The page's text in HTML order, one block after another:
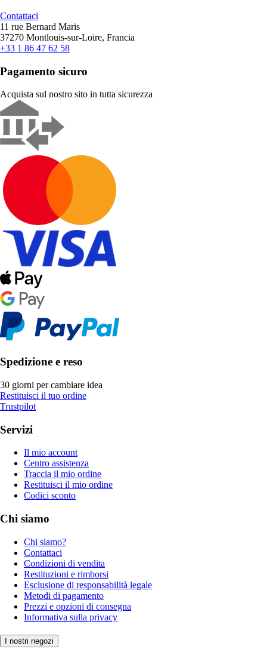
Contattaci
11 rue Bernard Maris
37270 Montlouis-sur-Loire, Francia
+33 1 86 47 62 58
Pagamento sicuro
Acquista sul nostro sito in tutta sicurezza
Spedizione e reso
30 giorni per cambiare idea
Restituisci il tuo ordine
Trustpilot
Servizi
Il mio account
Centro assistenza
Traccia il mio ordine
Restituisci il mio ordine
Codici sconto
Chi siamo
Chi siamo?
Contattaci
Condizioni di vendita
Restituzioni e rimborsi
Esclusione di responsabilità legale
Metodi di pagamento
Prezzi e opzioni di consegna
Informativa sulla privacy
I nostri negozi